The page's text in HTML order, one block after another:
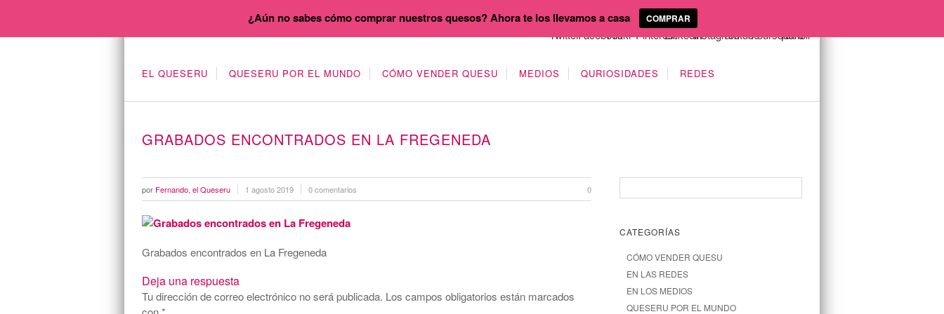
EL QUESERU QUESERU POR EL MUNDO CÓMO VENDER QUESU MEDIOS QURIOSIDADES REDES
GRABADOS ENCONTRADOS EN LA FREGENEDA
por Fernando, el Queseru 1 agosto 2019 0 comentarios 0
Grabados encontrados en La Fregeneda
Deja una respuesta
Tu dirección de correo electrónico no será publicada. Los campos obligatorios están marcados
CATEGORÍAS
CÓMO VENDER QUESU
EN LAS REDES
EN LOS MEDIOS
QUESERU POR EL MUNDO
¿Aún no sabes cómo comprar nuestros quesos? Ahora te los llevamos a casa COMPRAR